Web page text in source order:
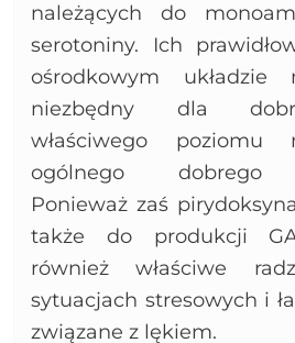
należących do
serotoniny. Ich
ośrodkowym układzie
niezbędny dla
właściwego poziomu
ogólnego dobrego
Ponieważ zaś
także do produkcji
również właściwe
sytuacjach stresowych i
związane z lękiem.